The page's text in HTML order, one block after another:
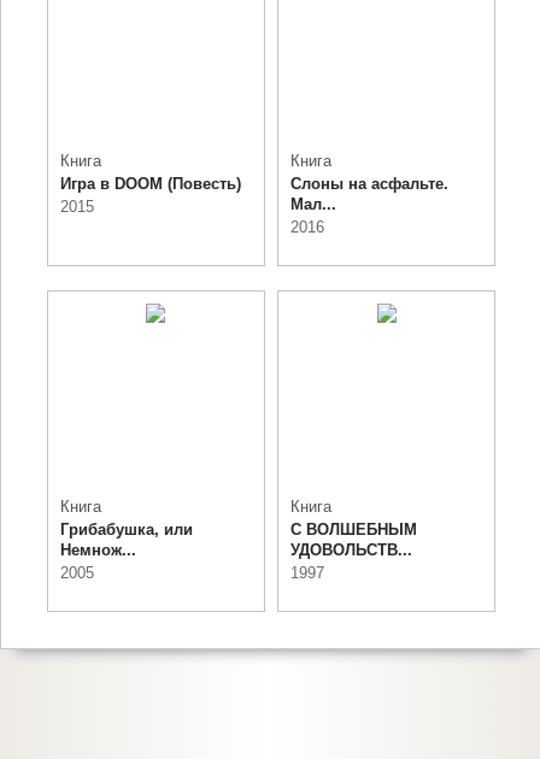
Книга
Игра в DOOM (Повесть)
2015
Книга
Слоны на асфальте.
Мал...
2016
Книга
Грибабушка, или
Немнож...
2005
Книга
С ВОЛШЕБНЫМ
УДОВОЛЬСТВ...
1997